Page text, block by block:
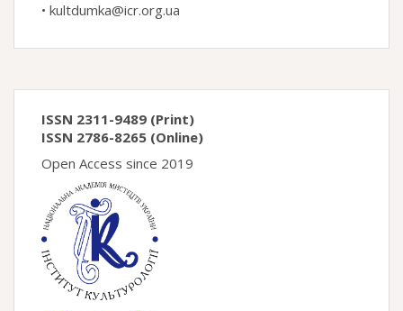
• kultdumka@icr.org.ua
ISSN 2311-9489 (Print)
ISSN 2786-8265 (Online)
Open Access since 2019